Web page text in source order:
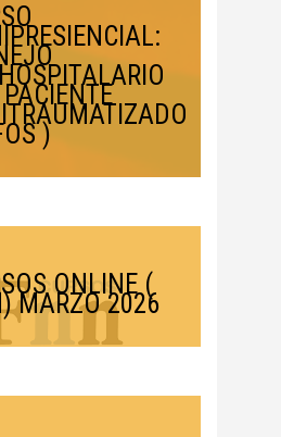
PACIENTE
)
ONLINE (
MARZO 2026